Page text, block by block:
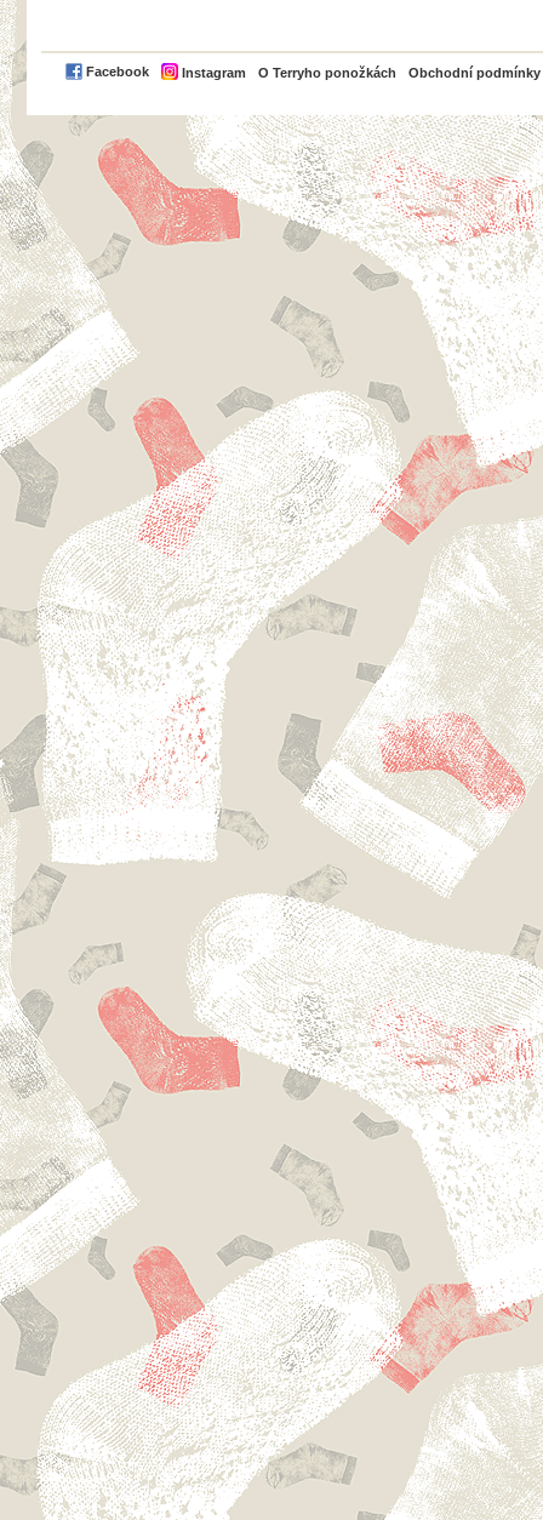
Facebook Instagram O Terryho ponožkách Obchodní podmínky
PayPal